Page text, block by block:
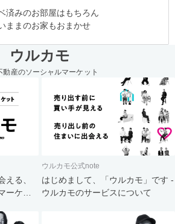
済みのお部屋はもちろん
ままのお家もおまかせ
ウルカモ
動産のソーシャルマーケット
える、
ーケッ
ウルカモ公式note
はじめまして、「ウルカモ」です -
ウルカモのサービスについて